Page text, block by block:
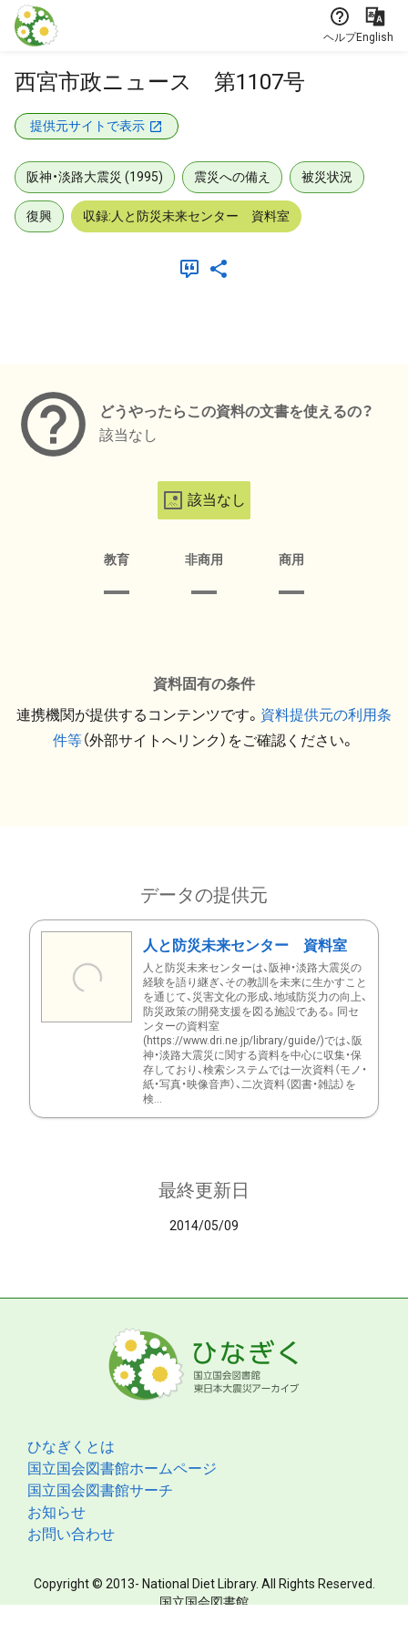
本文に飛ぶ
ヘルプEnglish
西宮市政ニュース 第1107号
提供元サイトで表示
阪神・淡路大震災 (1995) 震災への備え 被災状況
復興 収録:人と防災未来センター 資料室
どうやったらこの資料の文書を使えるの？
該当なし
該当なし
教育 非商用 商用
資料固有の条件
連携機関が提供するコンテンツです。 資料提供元の利用条
件等（外部サイトへリンク）をご確認ください。
データの提供元
人と防災未来センター 資料室
人と防災未来センターは、阪神・淡路大震災の
経験を語り継ぎ、その教訓を未来に生かすこと
を通じて、災害文化の形成、地域防災力の向上、
防災政策の開発支援を図る施設である。同セ
ンターの資料室
(https://www.dri.ne.jp/library/guide/)では、阪
神・淡路大震災に関する資料を中心に収集・保
存しており、検索システムでは一次資料（モノ・
紙・写真・映像音声）、二次資料（図書・雑誌）を
検...
最終更新日
2014/05/09
ひなぎくとは
国立国会図書館ホームページ
国立国会図書館サーチ
お知らせ
お問い合わせ
Copyright © 2013- National Diet Library. All Rights Reserved.